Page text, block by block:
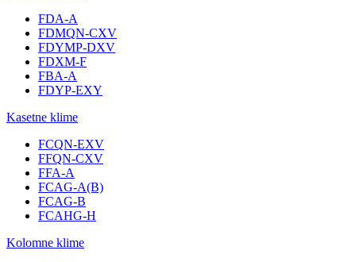
FDA-A
FDMQN-CXV
FDYMP-DXV
FDXM-F
FBA-A
FDYP-EXY
Kasetne klime
FCQN-EXV
FFQN-CXV
FFA-A
FCAG-A(B)
FCAG-B
FCAHG-H
Kolomne klime